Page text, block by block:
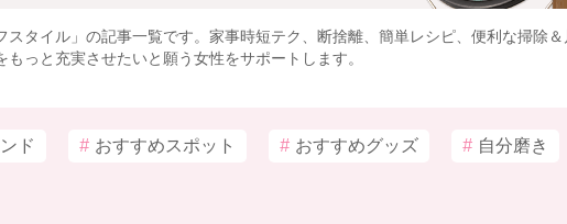
スタイル」の記事一覧です。家事時短テク、断捨離、簡単レシピ、便利な掃除
っと充実させたいと願う女性をサポートします。
ド # おすすめスポット # おすすめグッズ # 自分磨き